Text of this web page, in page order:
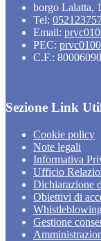
borgo Lalatta,
Tel:
Email:
PEC:
C.F.:
Sezione Link
Cookie policy
Note legali
Informativa
Ufficio
Dichiarazione
Obiettivi di
Whistleblowing
Gestione